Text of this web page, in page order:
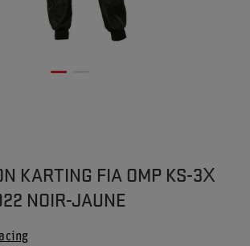
KARTING FIA OMP KS-3X
NOIR-JAUNE